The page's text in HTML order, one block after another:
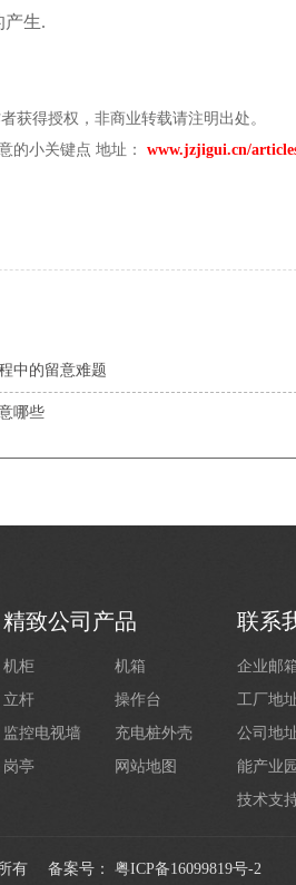
产生.
获得授权，非商业转载请注明出处。
的小关键点 地址： www.jzjigui.cn/
中的留意难题
哪些
精致公司产品
机柜
机箱
立杆
操作台
监控电视墙
充电桩外壳
岗亭
网站地图
联系
企业邮
工厂地
公司地
能产业
技术支
有 备案号： 粤ICP备16099819号-2